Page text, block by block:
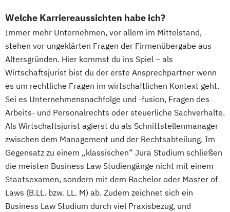
Welche Karriereaussichten habe ich?
Immer mehr Unternehmen, vor allem im Mittelstand,
stehen vor ungeklärten Fragen der Firmenübergabe aus
Altersgründen. Hier kommst du ins Spiel – als
Wirtschaftsjurist bist du der erste Ansprechpartner wenn
es um rechtliche Fragen im wirtschaftlichen Kontext geht.
Sei es Unternehmensnachfolge und -fusion, Fragen des
Arbeits- und Personalrechts oder steuerliche Sachverhalte.
Als Wirtschaftsjurist agierst du als Schnittstellenmanager
zwischen dem Management und der Rechtsabteilung. Im
Gegensatz zu einem „klassischen“ Jura Studium schließen
die meisten Business Law Studiengänge nicht mit einem
Staatsexamen, sondern mit dem Bachelor oder Master of
Laws (B.LL. bzw. LL. M) ab. Zudem zeichnet sich ein
Business Law Studium durch viel Praxisbezug, und